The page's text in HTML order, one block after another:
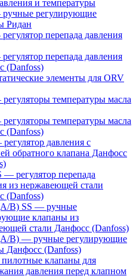
и температуры
регулирующие
Ридан
перепада давления
перепада давления
(Danfoss)
элементы для ORV
температуры масла
температуры масла
(Danfoss)
давления с
обратного клапана Данфосс
— регулятор перепада
из нержавеющей стали
(Danfoss)
B) SS — ручные
клапаны из
стали Данфосс (Danfoss)
B) — ручные регулирующие
Данфосс (Danfoss)
клапаны для
давления перед клапном